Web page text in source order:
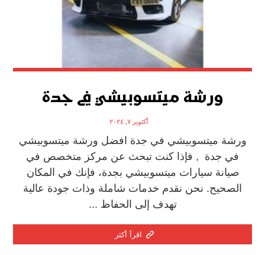
ورشة ميتسوبيشي في جدة
أكتوبر ٧, ٢٠٢٤
ورشة ميتسوبيشي في جدة افضل ورشة ميتسوبيشي
في جدة , فإذا كنت تبحث عن مركز متخصص في
صيانة سيارات ميتسوبيشي بجدة، فإنك في المكان
الصحيح. نحن نقدم خدمات شاملة وذات جودة عالية
تهدف إلى الحفاظ ...
اقرأ أكثر